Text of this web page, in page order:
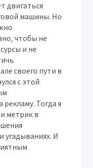
двигаться
машины. Но
чтобы не
и не
своего пути в
с этой
Тогда я
метрик в
угадываниях. И